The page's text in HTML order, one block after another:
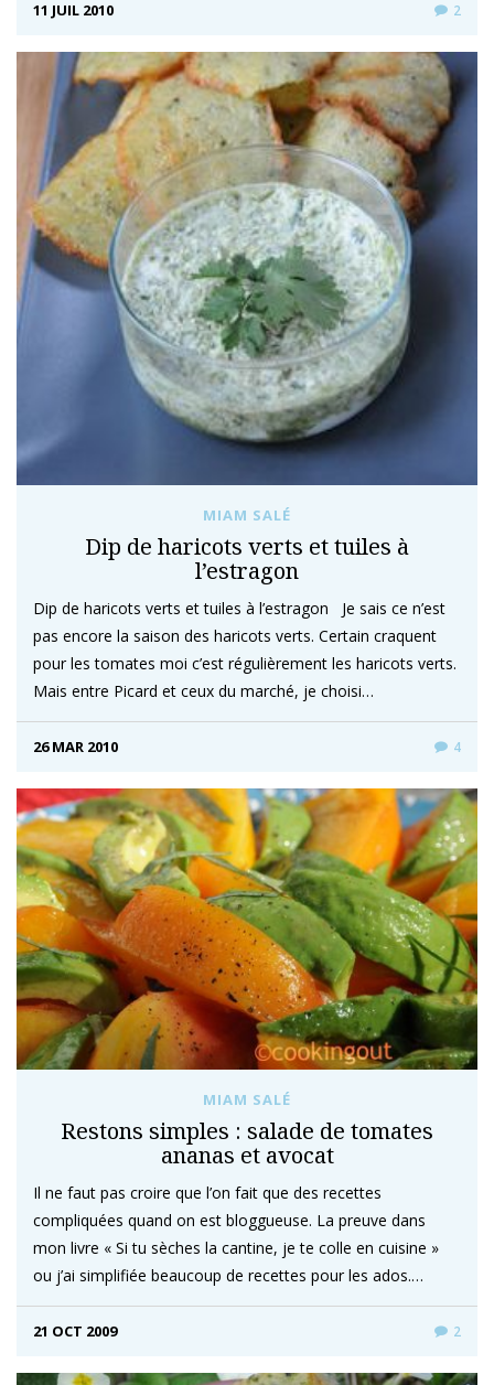
11 JUIL 2010 2
MIAM SALÉ
Dip de haricots verts et tuiles à
l’estragon
Dip de haricots verts et tuiles à l’estragon Je sais ce n’est
pas encore la saison des haricots verts. Certain craquent
pour les tomates moi c’est régulièrement les haricots verts.
Mais entre Picard et ceux du marché, je choisi…
26 MAR 2010 4
MIAM SALÉ
Restons simples : salade de tomates
ananas et avocat
Il ne faut pas croire que l’on fait que des recettes
compliquées quand on est bloggueuse. La preuve dans
mon livre « Si tu sèches la cantine, je te colle en cuisine »
ou j’ai simplifiée beaucoup de recettes pour les ados.…
21 OCT 2009 2